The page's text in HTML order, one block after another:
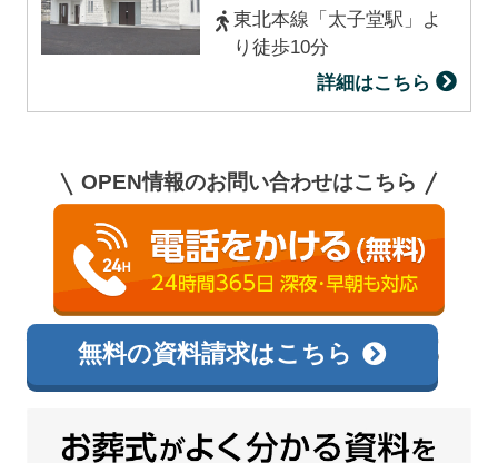
東北本線「太子堂駅」よ
り徒歩10分
詳細はこちら
OPEN情報のお問い合わせはこちら
相談無料 0120-24-6108
無料の資料請求はこちら